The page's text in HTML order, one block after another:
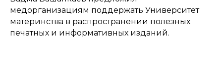
медорганизациям поддержать Университет
материнства в распространении полезных
печатных и информативных изданий.